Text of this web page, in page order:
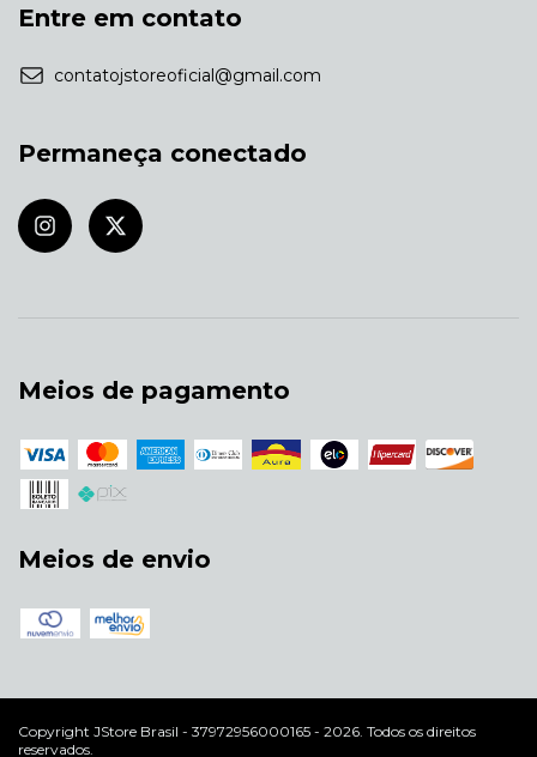
Entre em contato
contatojstoreoficial@gmail.com
Permaneça conectado
Meios de pagamento
Meios de envio
Copyright JStore Brasil - 37972956000165 - 2026. Todos os direitos
reservados.